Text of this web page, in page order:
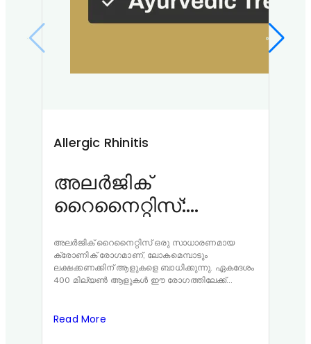
Allergic Rhinitis
അലർജിക്
റൈനൈറ്റിസ്:
ലക്ഷണങ്ങൾ,以及
ആയുർവേദ ചികിത്സ
അലർജിക് റൈനൈറ്റിസ് ഒരു സാധാരണമായ
ക്രോണിക് രോഗമാണ്, ലോകമെമ്പാടും
ലക്ഷക്കണക്കിന് ആളുകളെ ബാധിക്കുന്നു. ഏകദേശം
400 മില്യൺ ആളുകൾ ഈ രോഗത്തിലേക്ക്
അലർജിക് റൈനൈറ്റിസ് ജീവിതത്തിന്റെ
Read More